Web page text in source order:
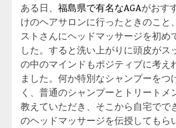
ある日、 福島県で有名なAGAがおす
けのヘアサロンに行ったときのこと
ストさんにヘッドマッサージを初め
した。すると洗い上がりに頭皮がス
の中のマインドもポジティブに考え
ました。何か特別なシャンプーをつ
く、普通のシャンプーとトリートメ
教えていただき、そこから自宅でで
のヘッドマッサージを伝授してもら